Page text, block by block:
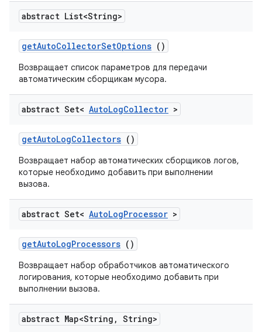
abstract List<String>
getAutoCollectorSetOptions ()
Возвращает список параметров для передачи
автоматическим сборщикам мусора.
abstract Set< AutoLogCollector >
getAutoLogCollectors ()
Возвращает набор автоматических сборщиков логов,
которые необходимо добавить при выполнении
вызова.
abstract Set< AutoLogProcessor >
getAutoLogProcessors ()
Возвращает набор обработчиков автоматического
логирования, которые необходимо добавить при
выполнении вызова.
abstract Map<String , String>